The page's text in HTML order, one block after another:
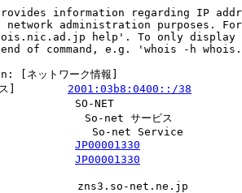
provides information regarding IP
administration purposes.
help'. To only
of command, e.g. 'whois -h
ネットワーク情報]
ドレス] 2001:03b8:0400::/38
SO-NET
So-net サービス
So-net Service
窓口] JP00001330
当者] JP00001330
zns3.so-net.ne.jp